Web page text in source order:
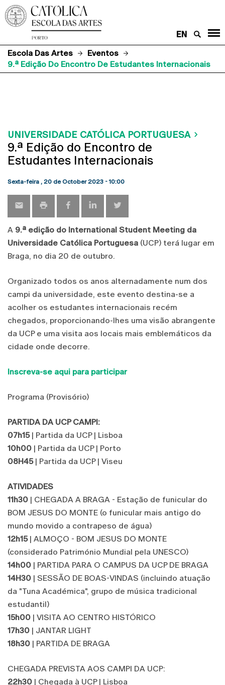
EN
Escola Das Artes
Eventos
9.ª Edição Do Encontro De Estudantes Internacionais
UNIVERSIDADE CATÓLICA PORTUGUESA
9.ª Edição do Encontro de
Estudantes Internacionais
Sexta-feira , 20 de October 2023 - 10:00
A 9.ª edição do International Student Meeting da
Universidade Católica Portuguesa (UCP) terá lugar em
Braga, no dia 20 de outubro.
Organizado todos os anos alternadamente num dos
campi da universidade, este evento destina-se a
acolher os estudantes internacionais recém
chegados, proporcionando-lhes uma visão abrangente
da UCP e uma visita aos locais mais emblemáticos da
cidade onde decorre.
Inscreva-se aqui para participar
Programa (Provisório)
PARTIDA DA UCP CAMPI:
07h15| Partida da UCP | Lisboa
10h00 | Partida da UCP | Porto
08H45 | Partida da UCP | Viseu
ATIVIDADES
11h30 | CHEGADA A BRAGA - Estação de funicular do
BOM JESUS DO MONTE (o funicular mais antigo do
mundo movido a contrapeso de água)
12h15| ALMOÇO - BOM JESUS DO MONTE
(considerado Património Mundial pela UNESCO)
14h00 | PARTIDA PARA O CAMPUS DA UCP DE BRAGA
14H30 | SESSÃO DE BOAS-VINDAS (incluindo atuação
da "Tuna Académica", grupo de música tradicional
estudantil)
15h00 | VISITA AO CENTRO HISTÓRICO
17h30 | JANTAR LIGHT
18h30 | PARTIDA DE BRAGA
CHEGADA PREVISTA AOS CAMPI DA UCP:
22h30 | Chegada à UCP | Lisboa